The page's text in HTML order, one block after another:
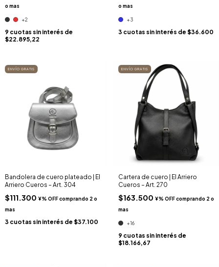
+2
9 cuotas sin interés de
$22.895,22
+3
3 cuotas sin interés de $36.600
ENVÍO GRATIS
Bandolera de cuero plateado | El
Arriero Cueros – Art. 304
$111.300
3 cuotas sin interés de $37.100
ENVÍO GRATIS
Cartera de cuero | El Arriero
Cueros – Art. 270
$163.500
+16
9 cuotas sin interés de
$18.166,67